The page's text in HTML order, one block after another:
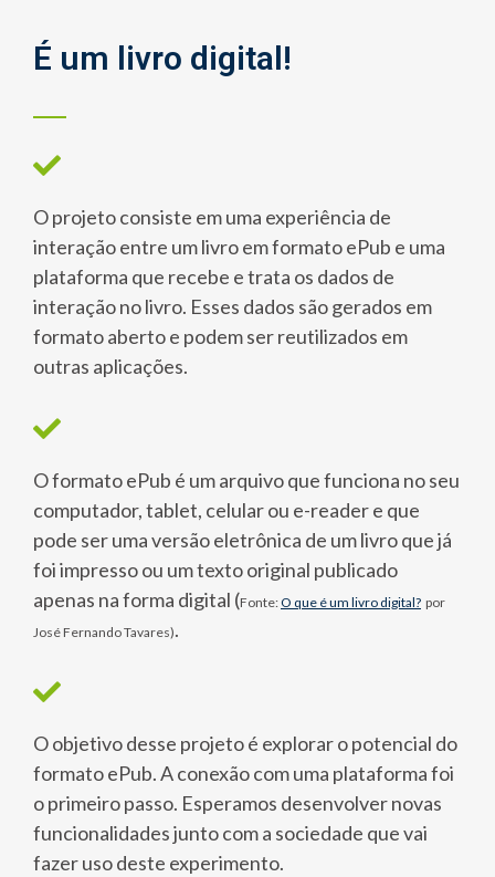
É um livro digital!
O projeto consiste em uma experiência de
interação entre um livro em formato ePub e uma
plataforma que recebe e trata os dados de
interação no livro. Esses dados são gerados em
formato aberto e podem ser reutilizados em
outras aplicações.
O formato ePub é um arquivo que funciona no seu
computador, tablet, celular ou e-reader e que
pode ser uma versão eletrônica de um livro que já
foi impresso ou um texto original publicado
apenas na forma digital (Fonte:O que é um livro digital? por
José Fernando Tavares).
O objetivo desse projeto é explorar o potencial do
formato ePub. A conexão com uma plataforma foi
o primeiro passo. Esperamos desenvolver novas
funcionalidades junto com a sociedade que vai
fazer uso deste experimento.